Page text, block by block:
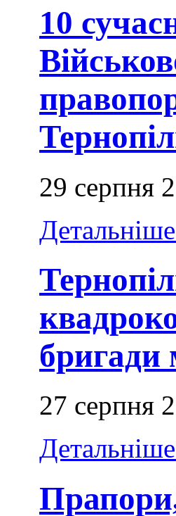
10
29 серпня
бригади
27 серпня